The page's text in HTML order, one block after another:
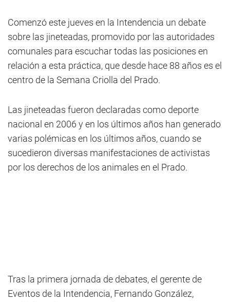
Comenzó este jueves en la Intendencia un debate
sobre las jineteadas, promovido por las autoridades
comunales para escuchar todas las posiciones en
relación a esta práctica, que desde hace 88 años es el
centro de la Semana Criolla del Prado.
Las jineteadas fueron declaradas como deporte
nacional en 2006 y en los últimos años han generado
varias polémicas en los últimos años, cuando se
sucedieron diversas manifestaciones de activistas
por los derechos de los animales en el Prado.
Tras la primera jornada de debates, el gerente de
Eventos de la Intendencia, Fernando González,